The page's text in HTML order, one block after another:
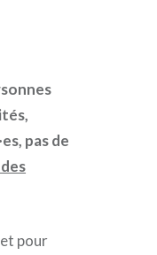
pas de
pour